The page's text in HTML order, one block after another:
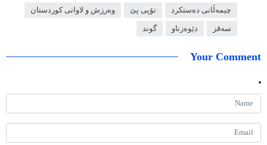
چیمەڵانی دەستکرد تۆپی پێ وەرزش و لاوانی کوردستان
سەقز دێوەزناو گوند
Your Comment